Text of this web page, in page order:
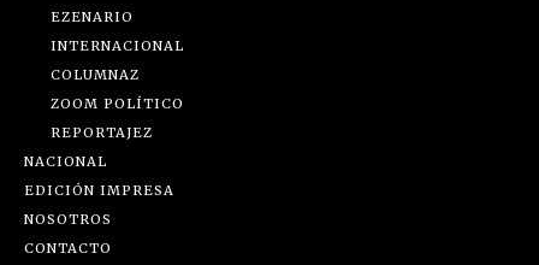
EZENARIO
INTERNACIONAL
COLUMNAZ
ZOOM POLÍTICO
REPORTAJEZ
NACIONAL
EDICIÓN IMPRESA
NOSOTROS
CONTACTO